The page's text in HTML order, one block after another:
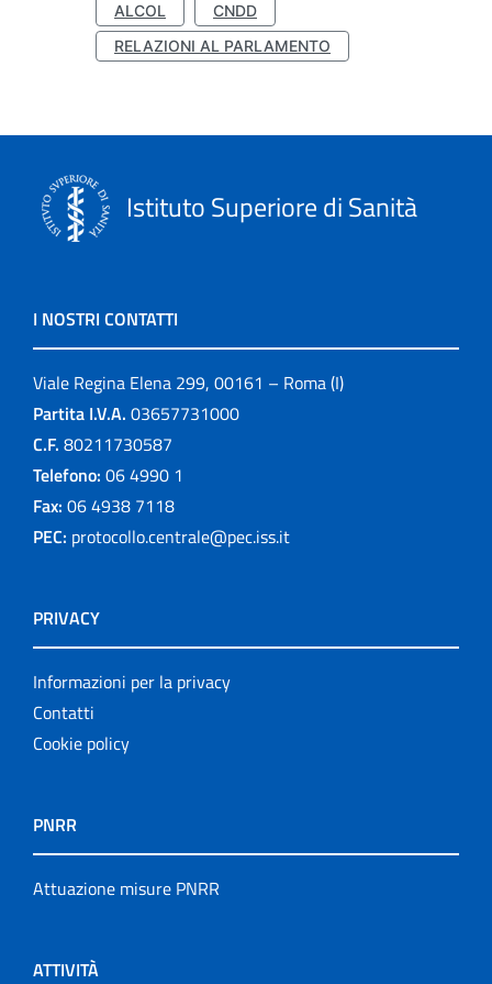
ALCOL
CNDD
RELAZIONI AL PARLAMENTO
Istituto Superiore di Sanità
I NOSTRI CONTATTI
Viale Regina Elena 299, 00161 – Roma (I)
Partita I.V.A. 03657731000
C.F. 80211730587
Telefono: 06 4990 1
Fax: 06 4938 7118
PEC: protocollo.centrale@pec.iss.it
PRIVACY
Informazioni per la privacy
Contatti
Cookie policy
PNRR
Attuazione misure PNRR
ATTIVITÀ